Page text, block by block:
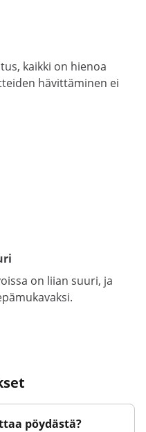
kaikki on hienoa
hävittäminen ei
on liian suuri, ja
pöydästä?